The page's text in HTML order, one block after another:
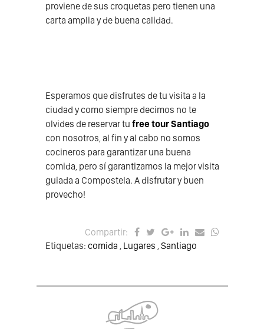
proviene de sus croquetas pero tienen una
carta amplia y de buena calidad.
Esperamos que disfrutes de tu visita a la
ciudad y como siempre decimos no te
olvides de reservar tu free tour Santiago
con nosotros, al fin y al cabo no somos
cocineros para garantizar una buena
comida, pero sí garantizamos la mejor visita
guiada a Compostela. A disfrutar y buen
provecho!
Compartir:
Etiquetas: comida , Lugares ,Santiago